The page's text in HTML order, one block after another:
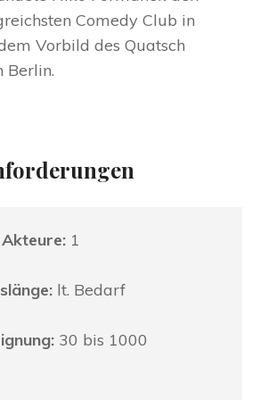
Comedy Club in
Vorbild des Quatsch
Berlin.
1
lt. Bedarf
30 bis 1000